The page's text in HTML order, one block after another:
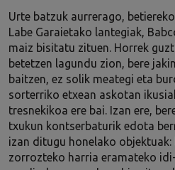
Urte batzuk aurrerago,
Labe Garaietako lantegiak,
maiz bisitatu zituen. Horrek
betetzen lagundu zion, bere
baitzen, ez solik meategi eta
sorterriko etxean askotan
tresnekikoa ere bai. Izan ere,
txukun kontserbaturik edota
izan ditugu honelako objektuak:
zorrozteko harria eramateko